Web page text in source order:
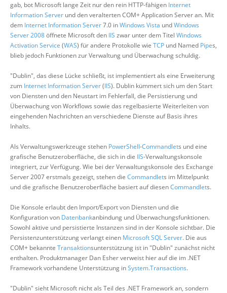
gab, bot Microsoft lange Zeit nur den rein HTTP-fähigen Internet
Information Server und den veralterten COM+ Application Server an. Mit
dem Internet Information Server7.0 inWindows Vista undWindows
Server 2008öffnete Microsoft den IIS zwar unter dem Titel Windows
Activation Service (WAS) für andere Protokolle wie TCP und Named Pipes,
blieb jedoch Funktionen zur Verwaltung und Überwachung schuldig.
"Dublin", das diese Lücke schließt, ist implementiert als eine Erweiterung
zum Internet Information Server(IIS). Dublin kümmert sich um den Start
von Diensten und den Neustart im Fehlerfall, die Persistierung und
Überwachung von Workflows sowie das regelbasierte Weiterleiten von
eingehenden Nachrichten an verschiedene Dienste auf Basis ihres
Inhalts.
Als Verwaltungswerkzeuge stehen PowerShell-Commandlets und eine
grafische Benutzeroberfläche, die sich in die IIS-Verwaltungskonsole
integriert, zur Verfügung. Wie bei der Verwaltungskonsole des Exchange
Server 2007 erstmals gezeigt, stehen die Commandlets im Mittelpunkt
und die grafische Benutzeroberfläche basiert auf diesenCommandlets.
Die Konsole erlaubt den Import/Export von Diensten und die
Konfiguration von Datenbankanbindung und Überwachungsfunktionen.
Sowohl aktive und persistierte Instanzen sind in der Konsole sichtbar. Die
Persistenzunterstützung verlangt einen Microsoft SQL Server. Die aus
COM+ bekannte Transaktionsunterstützung ist in "Dublin" zunächst nicht
enthalten. Produktmanager Dan Esher verweist hier auf die im .NET
Framework vorhandene Unterstützung inSystem.Transactions.
"Dublin" sieht Microsoft nicht als Teil des .NET Framework an, sondern